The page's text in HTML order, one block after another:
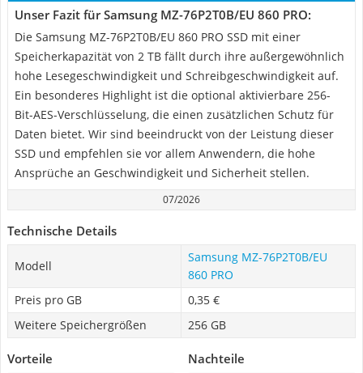
Unser Fazit für Samsung MZ-76P2T0B/EU 860 PRO:
Die Samsung MZ-76P2T0B/EU 860 PRO SSD mit einer
Speicherkapazität von 2 TB fällt durch ihre außergewöhnlich
hohe Lesegeschwindigkeit und Schreibgeschwindigkeit auf.
Ein besonderes Highlight ist die optional aktivierbare 256-
Bit-AES-Verschlüsselung, die einen zusätzlichen Schutz für
Daten bietet. Wir sind beeindruckt von der Leistung dieser
SSD und empfehlen sie vor allem Anwendern, die hohe
Ansprüche an Geschwindigkeit und Sicherheit stellen.
07/2026
Technische Details
Modell
Samsung MZ-76P2T0B/EU
860 PRO
Preis pro GB
0,35 €
Weitere Speichergrößen
256 GB
Vorteile Nachteile